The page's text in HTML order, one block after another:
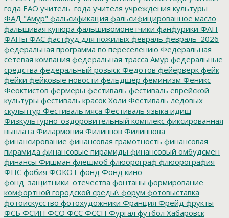
года ЕАО учитель_года учителя учреждения культуры
ФАД "Амур" фальсификация фальсифицированное масло
фальшивая купюра фальшивомонетчики фанфурики ФАП
ФАПы ФАС фастфуд для пожилых февраль февраль_2026
федеральная программа по переселению Федеральная
сетевая компания федеральная трасса Амур федеральные
средства федеральный розыск Федотов фейерверк фейк
фейки фейковые новости фельдшер феминизм Феникс
Феоктистов фермеры фестиваль фестиваль еврейской
культуры фестиваль красок Холи Фестиваль ледовых
скульптур Фестиваль мяса Фестиваль языка идиш
Физкультурно-оздоровительный комплекс фиксированная
выплата Филармония Филиппов Филиппова
финансирование финансовая грамотность финансовая
пирамида финансовые пирамиды финансовый омбудсмен
финансы Фишман флешмоб флюорограф флюорография
ФНС фобия ФОКОТ фонд Фонд кино
фонд_защитники_отечества фонтаны формирование
комфортной городской среды\ форум фотовыставка
фотоискусство фотохудожники Франция Фрейд фрукты
ФСБ ФСИН ФСО ФСС ФССП Фургал футбол Хабаровск